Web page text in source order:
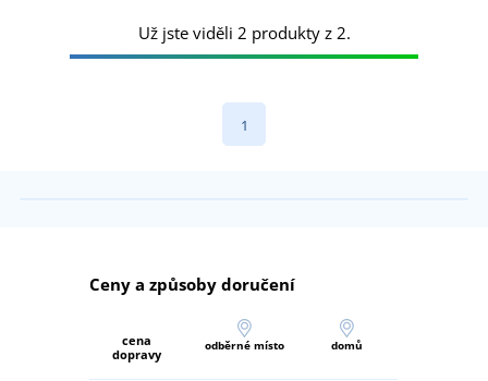
Už jste viděli 2 produkty z 2.
1
Ceny a způsoby doručení
cena
dopravy
odběrné místo domů